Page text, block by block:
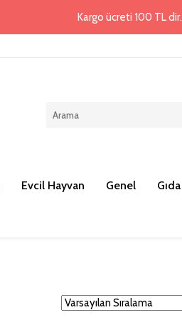
Kargo ücreti 100 TL dir.
Evcil Hayvan Genel Gıda